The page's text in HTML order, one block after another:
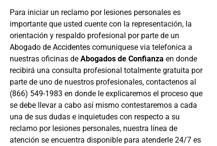
Para iniciar un reclamo por lesiones personales es
importante que usted cuente con la representación, la
orientación y respaldo profesional por parte de un
Abogado de Accidentes comuniquese via telefonica a
nuestras oficinas de Abogados de Confianza en donde
recibirá una consulta profesional totalmente gratuita por
parte de uno de nuestros profesionales, contactenos al
(866) 549-1983 en donde le explicaremos el proceso que
se debe llevar a cabo así mismo contestaremos a cada
una de sus dudas e inquietudes con respecto a su
reclamo por lesiones personales, nuestra línea de
atención se encuentra disponible para atenderle 24/7 es